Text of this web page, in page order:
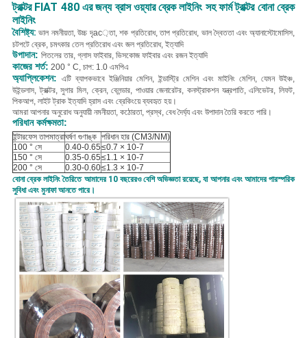
ট্রাক্টর FIAT 480 এর জন্য ব্রাস ওয়্যার ব্রেক লাইনিং সহ ফার্ম ট্রাক্টর বোনা ব্রেক
লাইনিং
বৈশিষ্ট্য:ভাল নমনীয়তা, উচ্চ দৃac়তা, শক প্রতিরোধ, তাপ প্রতিরোধ, ভাল দ্বৈততা এবং অ্যানাস্টোমোসিস,
চটপটে ব্রেক, চমৎকার তেল প্রতিরোধ এবং জল প্রতিরোধ, ইত্যাদি
উপাদান: পিতলের তার, গ্লাস ফাইবার, ভিসকোজ ফাইবার এবং রজন ইত্যাদি
কাজের শর্ত: 200 ° C, চাপ: 1.0 এমপিএ
অ্যাপ্লিকেশন: এটি ব্যাপকভাবে ইঞ্জিনিয়ার মেশিন, ইন্ডাস্ট্রি মেশিন এবং মাইনিং মেশিন, যেমন উইঞ্চ,
উইন্ডলাস, ট্রাক্টর, সুগার মিল, ক্রেন, ব্লেন্ডার, পাওয়ার জেনারেটর, কনস্ট্রাকশন যন্ত্রপাতি, এলিভেটর, লিফট,
পিকআপ, লাইট ট্রাক ইত্যাদি হ্রাস এবং ব্রেকিংয়ে ব্যবহৃত হয়।
আমরা আপনার অনুরোধ অনুযায়ী নমনীয়তা, কঠোরতা, প্রস্থ, বেধ দৈর্ঘ্য এবং উপাদান তৈরি করতে পারি।
পরিধান কর্মক্ষমতা:
ইন্টারফেস তাপমাত্রাঘর্ষণ গুণাঙ্ক পরিধান হার (CM3/NM)
100 ° সে
0.40-0.65≤0.7 × 10-7
150 ° সে
0.35-0.65≤1.1 × 10-7
200 ° সে
0.30-0.60≤1.3 × 10-7
বোনা ব্রেক লাইনিং তৈরিতে আমাদের 10 বছরেরও বেশি অভিজ্ঞতা রয়েছে, যা আপনার এবং আমাদের পারস্পরিক
সুবিধা এবং মুনাফা আনতে পারে।